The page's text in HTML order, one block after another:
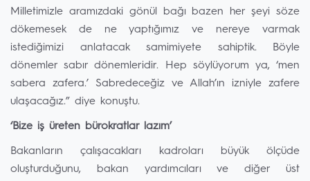
Milletimizle aramızdaki gönül bağı bazen her şeyi söze
dökemesek de ne yaptığımız ve nereye varmak
istediğimizi anlatacak samimiyete sahiptik. Böyle
dönemler sabır dönemleridir. Hep söylüyorum ya, ‘men
sabera zafera.’ Sabredeceğiz ve Allah’ın izniyle zafere
ulaşacağız.” diye konuştu.
‘Bize iş üreten bürokratlar lazım’
Bakanların çalışacakları kadroları büyük ölçüde
oluşturduğunu, bakan yardımcıları ve diğer üst